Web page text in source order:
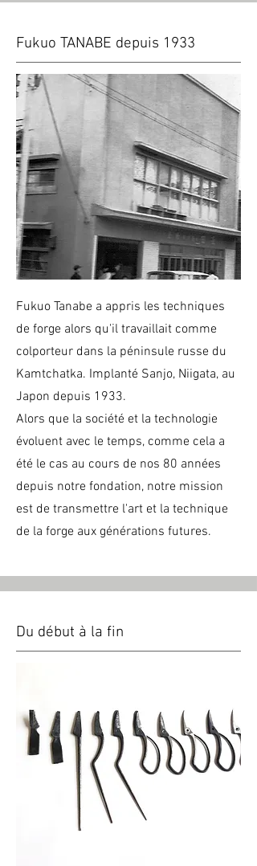
Fukuo TANABE depuis 1933
Fukuo Tanabe a appris les techniques
de forge alors qu'il travaillait comme
colporteur dans la péninsule russe du
Kamtchatka. Implanté Sanjo, Niigata, au
Japon depuis 1933.
Alors que la société et la technologie
évoluent avec le temps, comme cela a
été le cas au cours de nos 80 années
depuis notre fondation, notre mission
est de transmettre l'art et la technique
de la forge aux générations futures.
Du début à la fin